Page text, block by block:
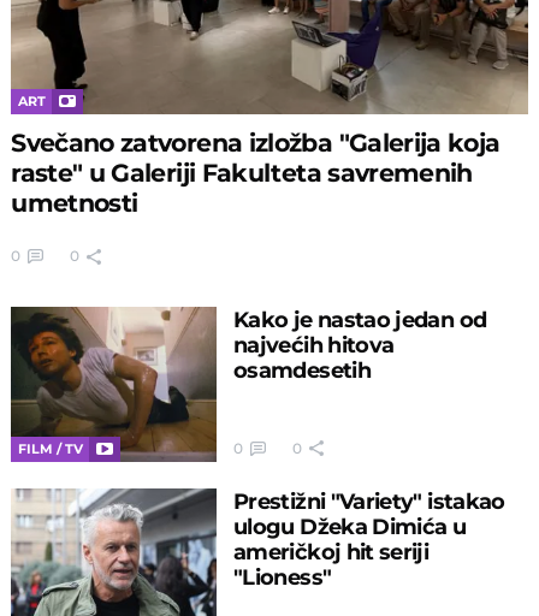
ART
Svečano zatvorena izložba "Galerija koja
raste" u Galeriji Fakulteta savremenih
umetnosti
0 0
FILM / TV
Kako je nastao jedan od
najvećih hitova
osamdesetih
0 0
Prestižni "Variety" istakao
ulogu Džeka Dimića u
američkoj hit seriji
"Lioness"